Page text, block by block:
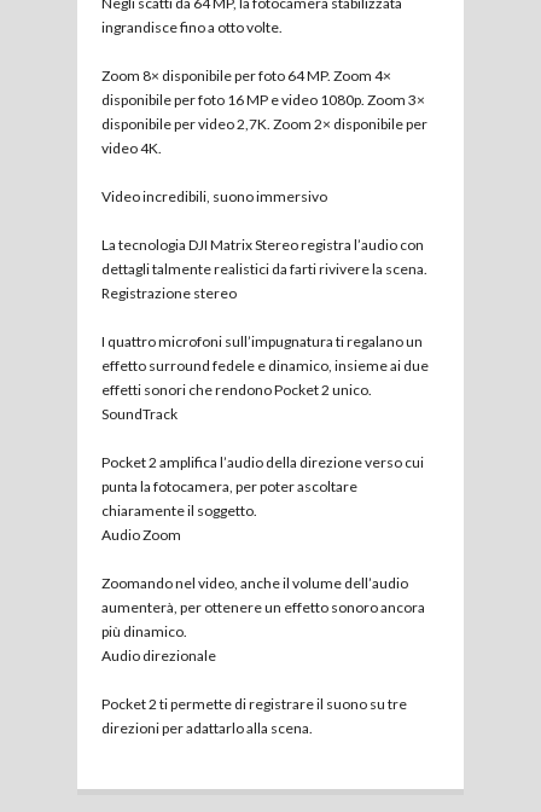
ingrandisce fino a otto volte.
Zoom 8× disponibile per foto 64 MP. Zoom 4×
disponibile per foto 16 MP e video 1080p. Zoom 3×
disponibile per video 2,7K. Zoom 2× disponibile per
video 4K.
Video incredibili, suono immersivo
La tecnologia DJI Matrix Stereo registra l’audio con
dettagli talmente realistici da farti rivivere la scena.
Registrazione stereo
I quattro microfoni sull’impugnatura ti regalano un
effetto surround fedele e dinamico, insieme ai due
effetti sonori che rendono Pocket 2 unico.
SoundTrack
Pocket 2 amplifica l’audio della direzione verso cui
punta la fotocamera, per poter ascoltare
chiaramente il soggetto.
Audio Zoom
Zoomando nel video, anche il volume dell’audio
aumenterà, per ottenere un effetto sonoro ancora
più dinamico.
Audio direzionale
Pocket 2 ti permette di registrare il suono su tre
direzioni per adattarlo alla scena.